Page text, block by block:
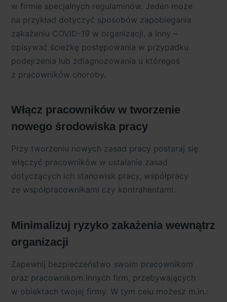
w firmie specjalnych regulaminów. Jeden może
na przykład dotyczyć sposobów zapobiegania
zakażeniu COVID-19 w organizacji, a inny –
opisywać ścieżkę postępowania w przypadku
podejrzenia lub zdiagnozowania u któregoś
z pracowników choroby.
Włącz pracowników w tworzenie
nowego środowiska pracy
Przy tworzeniu nowych zasad pracy postaraj się
włączyć pracowników w ustalanie zasad
dotyczących ich stanowisk pracy, współpracy
ze współpracownikami czy kontrahentami.
Minimalizuj ryzyko zakażenia wewnątrz
organizacji
Zapewnij bezpieczeństwo swoim pracownikom
oraz pracownikom innych firm, przebywających
w obiektach twojej firmy. W tym celu możesz m.in.: